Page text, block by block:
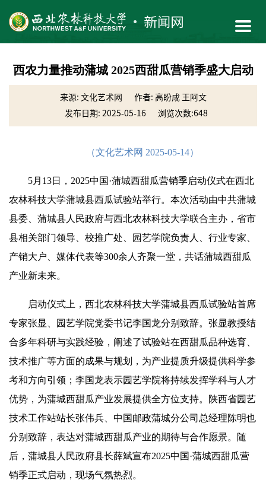
西农力量推动蒲城 2025西甜瓜营销季盛大启动
来源: 文化艺术网
作者: 高盼成 王阿文
发布日期: 2025-05-16
浏览次数:648
（文化艺术网 2025-05-14）
5月13日，2025中国·蒲城西甜瓜营销季启动仪式在西北
农林科技大学蒲城县西瓜试验站举行。本次活动由中共蒲城
县委、蒲城县人民政府与西北农林科技大学联合主办，省市
县相关部门领导、校推广处、园艺学院负责人、行业专家、
产销大户、媒体代表等300余人齐聚一堂，共话蒲城西甜瓜
产业新未来。
启动仪式上，西北农林科技大学蒲城县西瓜试验站首席
专家张显、园艺学院党委书记李国龙分别致辞。张显教授结
合多年科研与实践经验，阐述了试验站在西甜瓜品种选育、
技术推广等方面的成果与规划，为产业提质升级提供科学参
考和方向引领；李国龙表示园艺学院将持续发挥学科与人才
优势，为蒲城西甜瓜产业发展提供全方位支持。陕西省园艺
技术工作站站长张伟兵、中国邮政蒲城分公司总经理陈明也
分别致辞，表达对蒲城西甜瓜产业的期待与合作愿景。随
后，蒲城县人民政府县长薛斌宣布2025中国·蒲城西甜瓜营
销季正式启动，现场气氛热烈。